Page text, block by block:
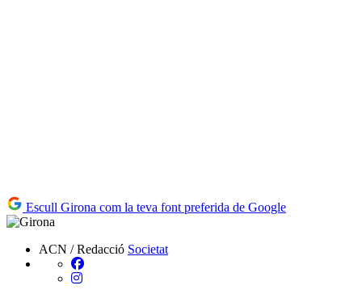
Escull Girona com la teva font preferida de Google
ACN / Redacció Societat